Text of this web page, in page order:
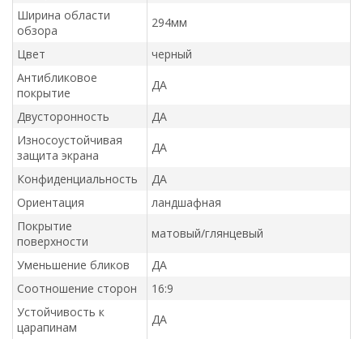
Ширина области
обзора
294мм
Цвет
черный
Антибликовое
покрытие
ДА
Двусторонность
ДА
Износоустойчивая
защита экрана
ДА
Конфиденциальность
ДА
Ориентация
ландшафная
Покрытие
поверхности
матовый/глянцевый
Уменьшение бликов
ДА
Соотношение сторон
16:9
Устойчивость к
царапинам
ДА